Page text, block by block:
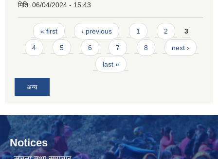
मिति: 06/04/2024 - 15:43
Pages
« first ‹ previous 1 2 3
4 5 6 7 8 next ›
last »
अन्य
Notices